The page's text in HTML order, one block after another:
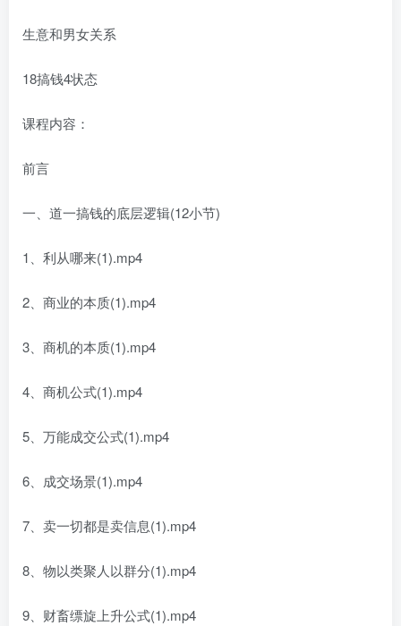
生意和男女关系
18搞钱4状态
课程内容：
前言
一、道一搞钱的底层逻辑(12小节)
1、利从哪来(1).mp4
2、商业的本质(1).mp4
3、商机的本质(1).mp4
4、商机公式(1).mp4
5、万能成交公式(1).mp4
6、成交场景(1).mp4
7、卖一切都是卖信息(1).mp4
8、物以类聚人以群分(1).mp4
9、财畜缥旋上升公式(1).mp4